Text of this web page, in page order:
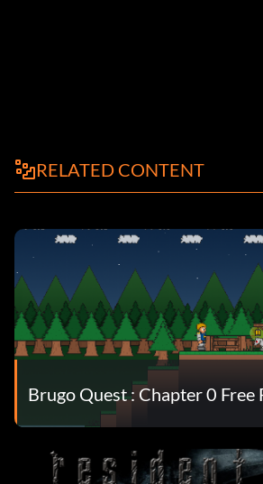
RELATED CONTENT
Brugo Quest : Chapter 0 Free